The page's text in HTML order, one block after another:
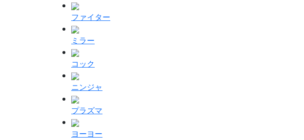
ファイター
ミラー
コック
ニンジャ
プラズマ
ヨーヨー